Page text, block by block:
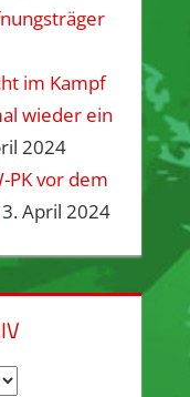
im Kampf
wieder ein
2024
PK vor dem
3. April 2024